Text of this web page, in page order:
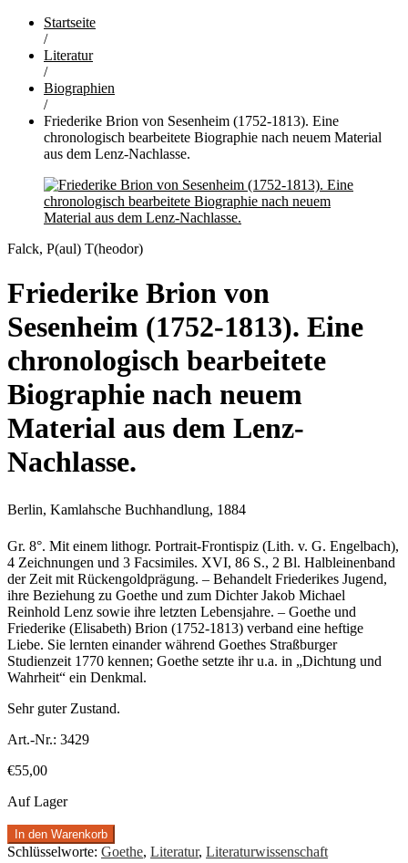
Startseite
/
Literatur
/
Biographien
/
Friederike Brion von Sesenheim (1752-1813). Eine
chronologisch bearbeitete Biographie nach neuem Material
aus dem Lenz-Nachlasse.
Falck, P(aul) T(heodor)
Friederike Brion von
Sesenheim (1752-1813). Eine
chronologisch bearbeitete
Biographie nach neuem
Material aus dem Lenz-
Nachlasse.
Berlin, Kamlahsche Buchhandlung, 1884
Gr. 8°. Mit einem lithogr. Portrait-Frontispiz (Lith. v. G. Engelbach),
4 Zeichnungen und 3 Facsimiles. XVI, 86 S., 2 Bl. Halbleinenband
der Zeit mit Rückengoldprägung. – Behandelt Friederikes Jugend,
ihre Beziehung zu Goethe und zum Dichter Jakob Michael
Reinhold Lenz sowie ihre letzten Lebensjahre. – Goethe und
Friederike (Elisabeth) Brion (1752-1813) verband eine heftige
Liebe. Sie lernten einander während Goethes Straßburger
Studienzeit 1770 kennen; Goethe setzte ihr u.a. in „Dichtung und
Wahrheit“ ein Denkmal.
Sehr guter Zustand.
Art.-Nr.: 3429
€55,00
Auf Lager
In den Warenkorb
Schlüsselworte: Goethe, Literatur, Literaturwissenschaft